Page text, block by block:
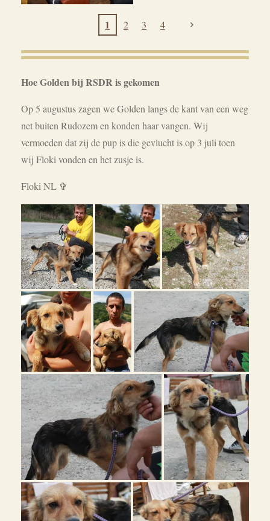
1 2 3 4
Hoe Golden bij RSDR is gekomen
Op 5 augustus zagen we Golden langs de kant van een weg
net buiten Rudozem en konden haar vangen. Wij
vermoeden dat zij de pup is die gevlucht is op 3 juli toen
wij Floki vonden en het zusje is.
Floki NL ✞